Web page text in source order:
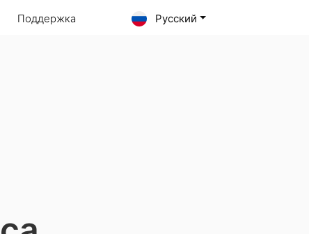
Поддержка Русский